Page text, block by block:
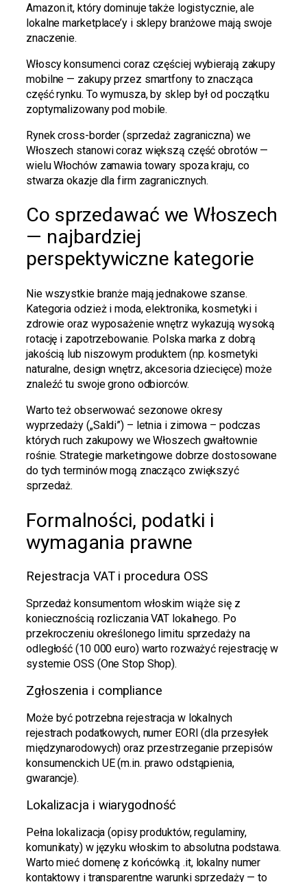
Amazon.it, który dominuje także logistycznie, ale
lokalne marketplace’y i sklepy branżowe mają swoje
znaczenie.
Włoscy konsumenci coraz częściej wybierają zakupy
mobilne — zakupy przez smartfony to znacząca
część rynku. To wymusza, by sklep był od początku
zoptymalizowany pod mobile.
Rynek cross-border (sprzedaż zagraniczna) we
Włoszech stanowi coraz większą część obrotów —
wielu Włochów zamawia towary spoza kraju, co
stwarza okazje dla firm zagranicznych.
Co sprzedawać we Włoszech
— najbardziej
perspektywiczne kategorie
Nie wszystkie branże mają jednakowe szanse.
Kategoria odzież i moda, elektronika, kosmetyki i
zdrowie oraz wyposażenie wnętrz wykazują wysoką
rotację i zapotrzebowanie. Polska marka z dobrą
jakością lub niszowym produktem (np. kosmetyki
naturalne, design wnętrz, akcesoria dziecięce) może
znaleźć tu swoje grono odbiorców.
Warto też obserwować sezonowe okresy
wyprzedaży („Saldi”) – letnia i zimowa – podczas
których ruch zakupowy we Włoszech gwałtownie
rośnie. Strategie marketingowe dobrze dostosowane
do tych terminów mogą znacząco zwiększyć
sprzedaż.
Formalności, podatki i
wymagania prawne
Rejestracja VAT i procedura OSS
Sprzedaż konsumentom włoskim wiąże się z
koniecznością rozliczania VAT lokalnego. Po
przekroczeniu określonego limitu sprzedaży na
odległość (10 000 euro) warto rozważyć rejestrację w
systemie OSS (One Stop Shop).
Zgłoszenia i compliance
Może być potrzebna rejestracja w lokalnych
rejestrach podatkowych, numer EORI (dla przesyłek
międzynarodowych) oraz przestrzeganie przepisów
konsumenckich UE (m.in. prawo odstąpienia,
gwarancje).
Lokalizacja i wiarygodność
Pełna lokalizacja (opisy produktów, regulaminy,
komunikaty) w języku włoskim to absolutna podstawa.
Warto mieć domenę z końcówką .it, lokalny numer
kontaktowy i transparentne warunki sprzedaży — to